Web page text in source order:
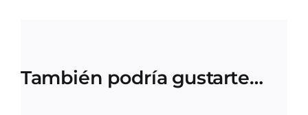
También podría gustarte…